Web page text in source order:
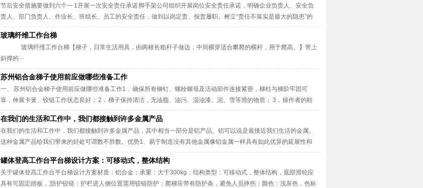
节后安全措施要做到六个一 1开展一次安全责任承诺 脚手架公司组织开展岗位安全责任承诺，明确企业负责人、安全负
责人、部门负责人、作业长、班组长、员工的安全责任，做到以岗定责、按责履职。树立“责任不落实是最大的隐患”的
理念，自觉融入日常生产工作中，认真遵守各项安全管理规章制度。&nb···
玻璃纤维工作台梯
玻璃纤维工作台梯【梯子，日常生活用具，由两根长粗杆子做边，中间横穿适合攀爬的横杆，用于爬高。】带上
斜撑的···
苏州铝合金梯子使用前应做哪些准备工作
一、 苏州铝合金梯子使用前应做哪些准备工作1． 确保所有铆钉、螺栓螺母及活动部件连接紧密，梯柱与梯阶牢固可
靠，伸展卡簧、铰链工作状态良好； 2． 梯子保持清洁，无油脂、油污、湿油漆、泥、雪等滑的物质； 3． 操作者的鞋
子保持清洁，禁止穿皮底鞋。苏州铝合金梯子当要上下攀梯时，人必···
在我们的生活和工作中，我们都接触到许多金属产品
在我们的生活和工作中，我们都接触到许多金属产品，其中相当一部分是铝产品。铝可以说是最接近我们生活的金属。
这种金属产品给我们带来的好处可谓数不胜数。优势1、易于制造没有其他金属像铝金属一样具有如此优异的延展性和
成形性。铝合金可以很容易地制成薄板或细丝，这就是为什么它在人类社会中获得了越来越多的发展空间···
罐体登高工作台平台梯设计方案：可移动式，整体结构
关于罐体登高工作台平台梯设计方案材质：铝合金；承重：大于300kg；结构类型：可移动式，整体结构，底部滑轮应
具有可固定踏板，;防护铰链：护栏进人侧位置需用铰链防护；爬梯应带有防护条，避免人员摔伤；颜色：浅灰色，色标